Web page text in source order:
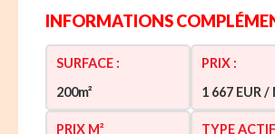
INFORMATIONS
SURFACE :
200m²
PRIX :
1 667 EUR /
PRIX M²
TYPE ACTIF